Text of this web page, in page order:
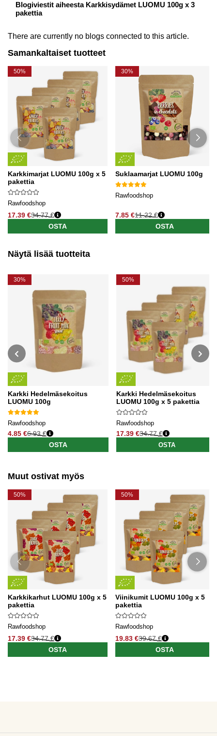
Blogiviestit aiheesta Karkkisydämet LUOMU 100g x 3
pakettia
There are currently no blogs connected to this article.
Samankaltaiset tuotteet
50%
Karkkimarjat LUOMU 100g x 5
pakettia
Rawfoodshop
17.39 €34.77 €
OSTA
30%
Suklaamarjat LUOMU 100g
Rawfoodshop
7.85 €11.22 €
OSTA
Näytä lisää tuotteita
30%
Karkki Hedelmäsekoitus
LUOMU 100g
Rawfoodshop
4.85 €
Normaali hinta
6.93 €
OSTA
50%
Karkki Hedelmäsekoitus
LUOMU 100g x 5 pakettia
Rawfoodshop
17.39 €
Normaali hinta
34.77 €
OSTA
Muut ostivat myös
50%
Karkkikarhut LUOMU 100g x 5
pakettia
Rawfoodshop
17.39 €34.77 €
OSTA
50%
Viinikumit LUOMU 100g x 5
pakettia
Rawfoodshop
19.83 €39.67 €
OSTA